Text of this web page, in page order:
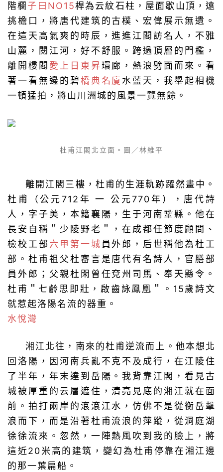
階欄 子曰NO15桿為云紋石柱，屋面歇山頂，遠
挑檐口，將唐代建筑的古樸、宏偉展示無遺。
在這天高氣爽的時辰，進進江閣訪名人，不雅
山麓，閱江河，好不舒服。跨過頂層的門檻，
離開樓閣 愛上日東昇環廊，熱浪劈面而來。看
著一看無邊的碧橋典名廈 水藍天，我舉起相機
一頓猛拍，將山川洲城的風景一覽無餘。
杜甫江閣北立面。圖／林維平
離開江閣三樓，杜甫的生涯軌跡躍然畫中。
杜甫（公元712年 一 公元770年），唐代詩
人，字子美，本籍襄陽，生于河南鞏縣。他在
長安自稱＂少陵野老＂，在成都任節度顧問、
檢校工部 六甲第一城 員外郎，后世稱他為杜工
部。杜甫祖父杜審言是唐代有名詩人，官膳部
員外郎；父親杜閑曾任兗州司馬、奉天縣令。
杜甫＂七齡思即壯，啟齒詠鳳凰＂。15歲詩文
就惹起洛陽名流的器重。
水悅灣
湘江北往，南來的杜甫逆流而上。他本想北
回洛陽，因河南兵亂不克不及成行，在江陵住
了半年，年末達到岳陽。我背靠江閣，看見古
城被厚重的云層遮住，清亮見底的湘江就在面
前。拍打兩岸的滾滾江水，仿佛不是從衡岳擊
浪而下，而是沿著杜甫流浪的萍蹤，從洞庭湖
徐徐流來。忽然，一陣熱風吹到我的臉上，將
這近20米高的建筑，變幻為杜甫停靠在湘江邊
的那一葉扁船。